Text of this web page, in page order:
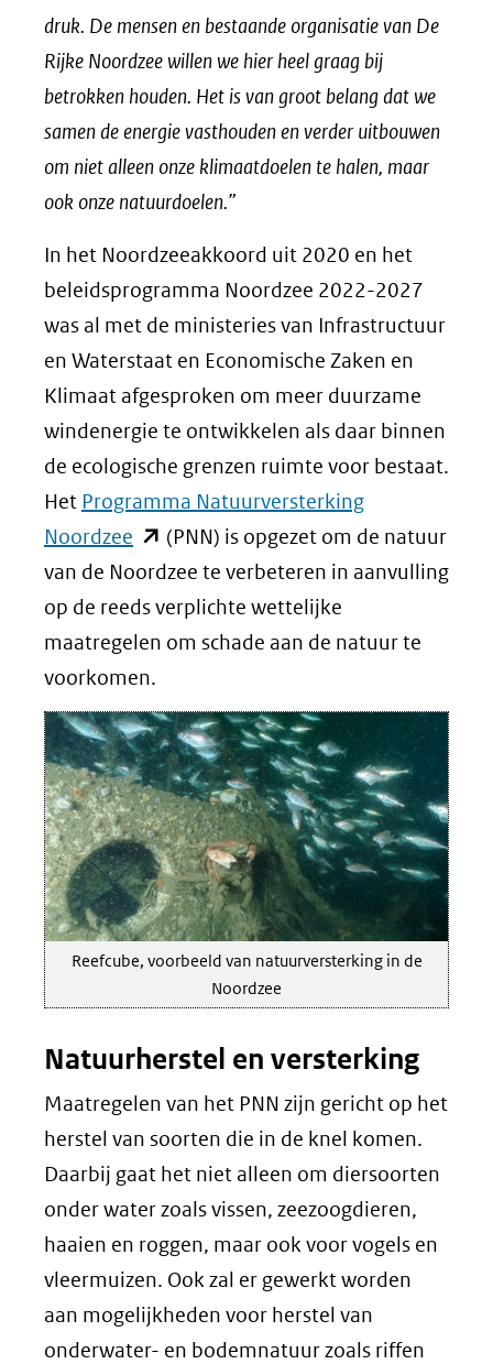
druk. De mensen en bestaande organisatie van De
Rijke Noordzee willen we hier heel graag bij
betrokken houden. Het is van groot belang dat we
samen de energie vasthouden en verder uitbouwen
om niet alleen onze klimaatdoelen te halen, maar
ook onze natuurdoelen.”
In het Noordzeeakkoord uit 2020 en het
beleidsprogramma Noordzee 2022-2027
was al met de ministeries van Infrastructuur
en Waterstaat en Economische Zaken en
Klimaat afgesproken om meer duurzame
windenergie te ontwikkelen als daar binnen
de ecologische grenzen ruimte voor bestaat.
Het Programma Natuurversterking
Noordzee (opent
in
nieuw
venster)
(verwijst
naar
een
andere
website)
(PNN) is opgezet om de natuur
van de Noordzee te verbeteren in aanvulling
op de reeds verplichte wettelijke
maatregelen om schade aan de natuur te
voorkomen.
Reefcube, voorbeeld van natuurversterking in de
Noordzee
Natuurherstel en versterking
Maatregelen van het PNN zijn gericht op het
herstel van soorten die in de knel komen.
Daarbij gaat het niet alleen om diersoorten
onder water zoals vissen, zeezoogdieren,
haaien en roggen, maar ook voor vogels en
vleermuizen. Ook zal er gewerkt worden
aan mogelijkheden voor herstel van
onderwater- en bodemnatuur zoals riffen